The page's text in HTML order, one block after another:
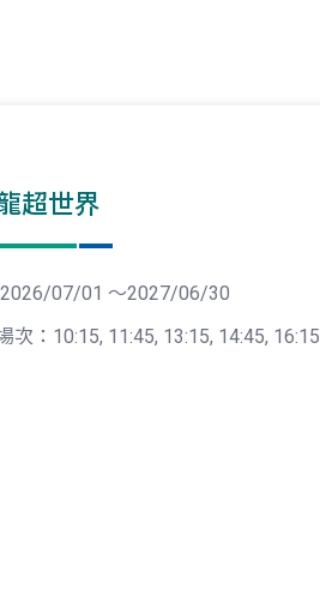
超世界
07/01 ～2027/06/30
次：10:15, 11:45, 13:15, 14:45, 16:15